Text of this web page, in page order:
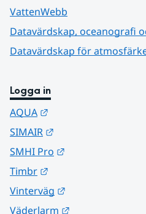
VattenWebb
Datavärdskap, oceanografi
Datavärdskap för
Logga in
AQUA
SIMAIR
SMHI Pro
Timbr
Vinterväg
Väderlarm